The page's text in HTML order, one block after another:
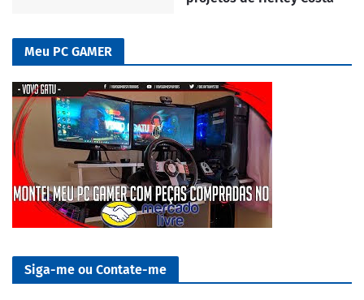
Meu PC GAMER
Siga-me ou Contate-me